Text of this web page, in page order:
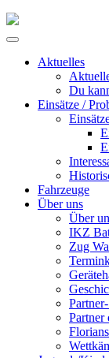
Skip
Primary
Aktuelles
Du
Einsätze /
Fahrzeuge
Über uns
Über
IKZ
Zug
Partner